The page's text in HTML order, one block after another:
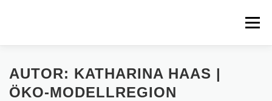
Menü
STARTSEITE MITMACHEN REZEPTE
AUTOR: KATHARINA HAAS |
ÖKO-MODELLREGION